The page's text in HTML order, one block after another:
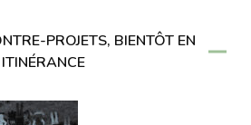
PROJETS, BIENTÔT EN
ITINÉRANCE